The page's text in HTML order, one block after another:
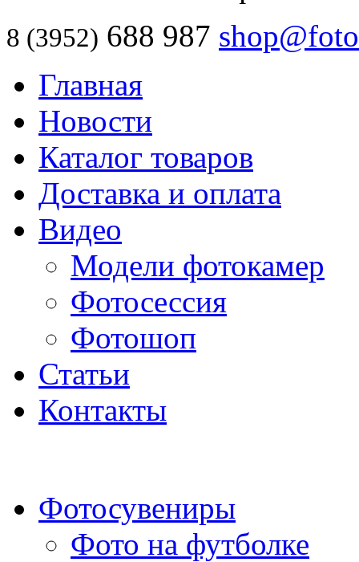
8 (3952) 688 987
Главная
Новости
Каталог товаров
Доставка и оплата
Видео
Модели фотокамер
Фотосессия
Фотошоп
Статьи
Контакты
Фотосувениры
Фото на футболке